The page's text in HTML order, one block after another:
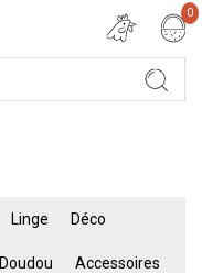
0
Linge Déco
Doudou Accessoires